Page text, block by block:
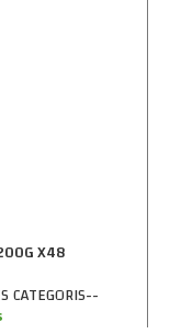
X48
CATEGORIS--